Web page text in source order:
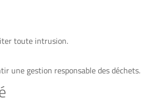
toute intrusion.
une gestion responsable des déchets.